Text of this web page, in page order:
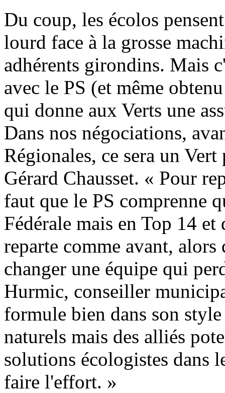
Du coup, les écolos
lourd face à la grosse
adhérents girondins. Mais
avec le PS (et même
qui donne aux Verts une
Dans nos négociations,
Régionales, ce sera un
Gérard Chausset. « Pour
faut que le PS comprenne
Fédérale mais en Top 14
reparte comme avant,
changer une équipe qui
Hurmic, conseiller
formule bien dans son
naturels mais des alliés
solutions écologistes dans
faire l'effort. »